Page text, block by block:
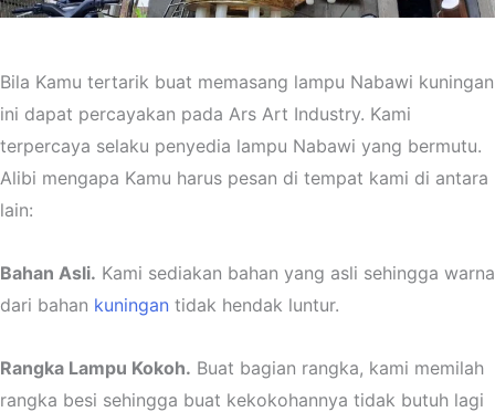
Bila Kamu tertarik buat memasang lampu Nabawi kuningan
ini dapat percayakan pada Ars Art Industry. Kami
terpercaya selaku penyedia lampu Nabawi yang bermutu.
Alibi mengapa Kamu harus pesan di tempat kami di antara
lain:
Bahan Asli. Kami sediakan bahan yang asli sehingga warna
dari bahan kuningan tidak hendak luntur.
Rangka Lampu Kokoh. Buat bagian rangka, kami memilah
rangka besi sehingga buat kekokohannya tidak butuh lagi